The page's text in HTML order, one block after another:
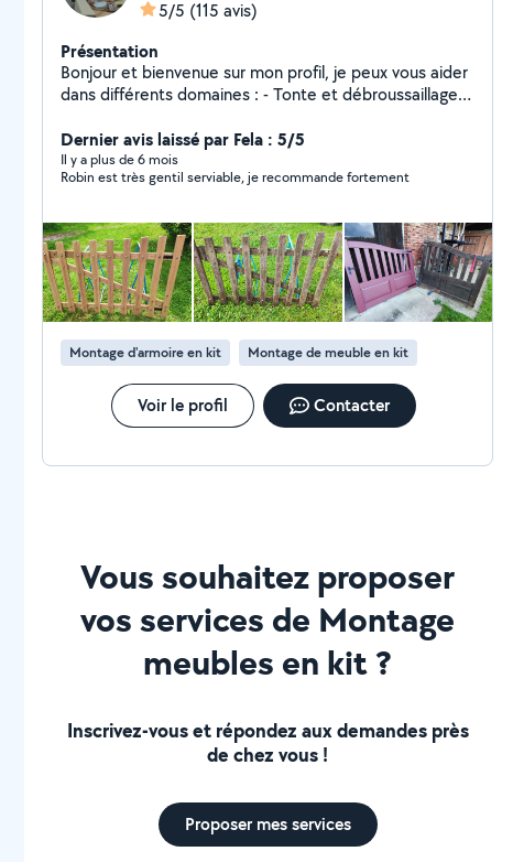
5/5 (115 avis)
Présentation
Bonjour et bienvenue sur mon profil, je peux vous aider
dans différents domaines : - Tonte et débroussaillage -
végétaux et d'encombrants - Montage de meubles -
Livraison et manutention Au plaisir de vous rencontrer !
:-)
Dernier avis laissé par Fela : 5/5
Il y a plus de 6 mois
Robin est très gentil serviable, je recommande fortement
Montage d'armoire en kit Montage de meuble en kit
Voir le profil Contacter
Vous souhaitez proposer
vos services de Montage
meubles en kit ?
Inscrivez-vous et répondez aux demandes près
de chez vous !
Proposer mes services